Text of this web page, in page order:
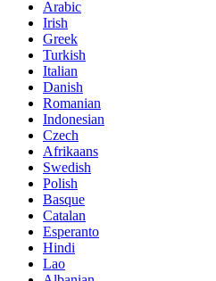
Arabic
Irish
Greek
Turkish
Italian
Danish
Romanian
Indonesian
Czech
Afrikaans
Swedish
Polish
Basque
Catalan
Esperanto
Hindi
Lao